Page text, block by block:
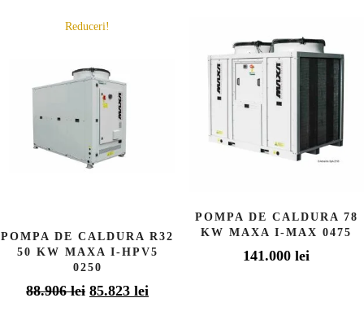
Reduceri!
POMPA DE CALDURA R32
50 KW MAXA I-HPV5
0250
88.906lei Prețul
85.823lei
POMPA DE CALDURA 78
KW MAXA I-MAX 0475
141.000lei